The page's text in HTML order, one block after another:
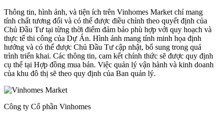
Thông tin, hình ảnh, và tiện ích trên Vinhomes Market chỉ mang
tính chất tương đối và có thể được điều chỉnh theo quyết định của
Chủ Đầu Tư tại từng thời điểm đảm bảo phù hợp với quy hoạch và
thực tế thi công của Dự Án. Hình ảnh mang tính minh họa định
hướng và có thể được Chủ Đầu Tư cập nhật, bổ sung trong quá
trình triển khai. Các thông tin, cam kết chính thức sẽ được quy định
cụ thể tại Hợp đồng mua bán. Việc quản lý vận hành và kinh doanh
của khu đô thị sẽ theo quy định của Ban quản lý.
Công ty Cổ phần Vinhomes